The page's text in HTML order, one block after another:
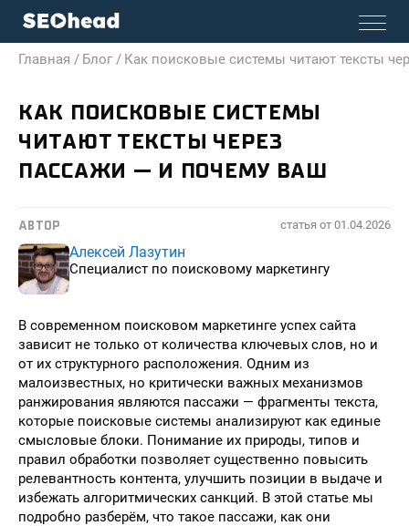
Главная / Блог / Как поисковые системы читают тексты
КАК ПОИСКОВЫЕ СИСТЕМЫ
ЧИТАЮТ ТЕКСТЫ ЧЕРЕЗ
ПАССАЖИ — И ПОЧЕМУ ВАШ
АВТОР статья от 01.04.2026
Алексей Лазутин
Специалист по поисковому маркетингу
В современном поисковом маркетинге успех сайта
зависит не только от количества ключевых слов, но и
от их структурного расположения. Одним из
малоизвестных, но критически важных механизмов
ранжирования являются пассажи — фрагменты текста,
которые поисковые системы анализируют как единые
смысловые блоки. Понимание их природы, типов и
правил обработки позволяет существенно повысить
релевантность контента, улучшить позиции в выдаче и
избежать алгоритмических санкций. В этой статье мы
подробно разберём, что такое пассажи, как они